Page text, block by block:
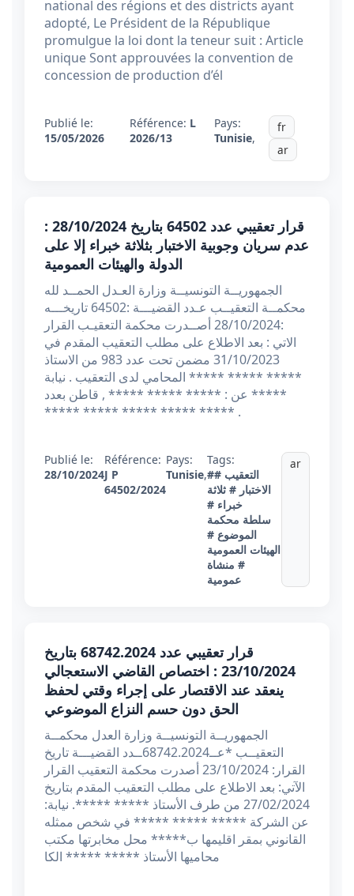
national des régions et des districts ayant
adopté, Le Président de la République
promulgue la loi dont la teneur suit : Article
unique Sont approuvées la convention de
concession de production d’él
Publié le:
15/05/2026
Référence: L
2026/13
Pays:
Tunisie,
fr
ar
قرار تعقيبي عدد 64502 بتاريخ 28/10/2024 :
عدم سريان وجوبية الاختبار بثلاثة خبراء إلا على
الدولة والهيئات العمومية
الجمهوريــة التونسيــة وزارة العـدل الحمــد لله
محكمــة التعقيــب عـدد القضيـــة :64502 تاريخـــه
:28/10/2024 أصــدرت محكمة التعقيـب القرار
الاتي : بعد الاطلاع على مطلب التعقيب المقدم في
31/10/2023 مضمن تحت عدد 983 من الاستاذ
***** ***** ***** المحامي لدى التعقيب . نيابة
عن : ***** ***** ***** , قاطن بعدد *****
***** ***** ***** ***** ***** .
Publié le:
28/10/2024
Référence:
J P
64502/2024
Pays:
Tunisie,
Tags:
#التعقيب #
الاختبار # ثلاثة
خبراء #
سلطة محكمة
الموضوع #
الهيئات العمومية
# منشاة
عمومية
ar
قرار تعقيبي عدد 68742.2024 بتاريخ
23/10/2024 : اختصاص القاضي الاستعجالي
ينعقد عند الاقتصار على إجراء وقتي لحفظ
الحق دون حسم النزاع الموضوعي
الجمهوريــة التونسيــة وزارة العدل محكمــة
التعقيــب *عــ68742.2024ــدد القضيـــة تاريخ
القرار: 23/10/2024 أصدرت محكمة التعقيب القرار
الآتي: بعد الاطلاع على مطلب التعقيب المقدم بتاريخ
27/02/2024 من طرف الأستاذ ***** *****. نيابة:
عن الشركة ***** ***** ***** في شخص ممثله
القانوني بمقر اقليمها ب***** محل مخابرتها مكتب
محاميها الأستاذ ***** ***** الكا